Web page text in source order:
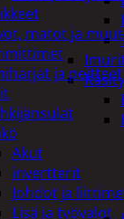
matot ja
ja peitteet
Akut
invertterit
Johdot ja
Lisä ja työvalot